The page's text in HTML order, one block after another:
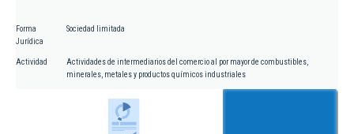
Forma
Jurídica
Sociedad limitada
Actividad
Actividades de intermediarios del comercio al por mayor de combustibles,
minerales, metales y productos químicos industriales